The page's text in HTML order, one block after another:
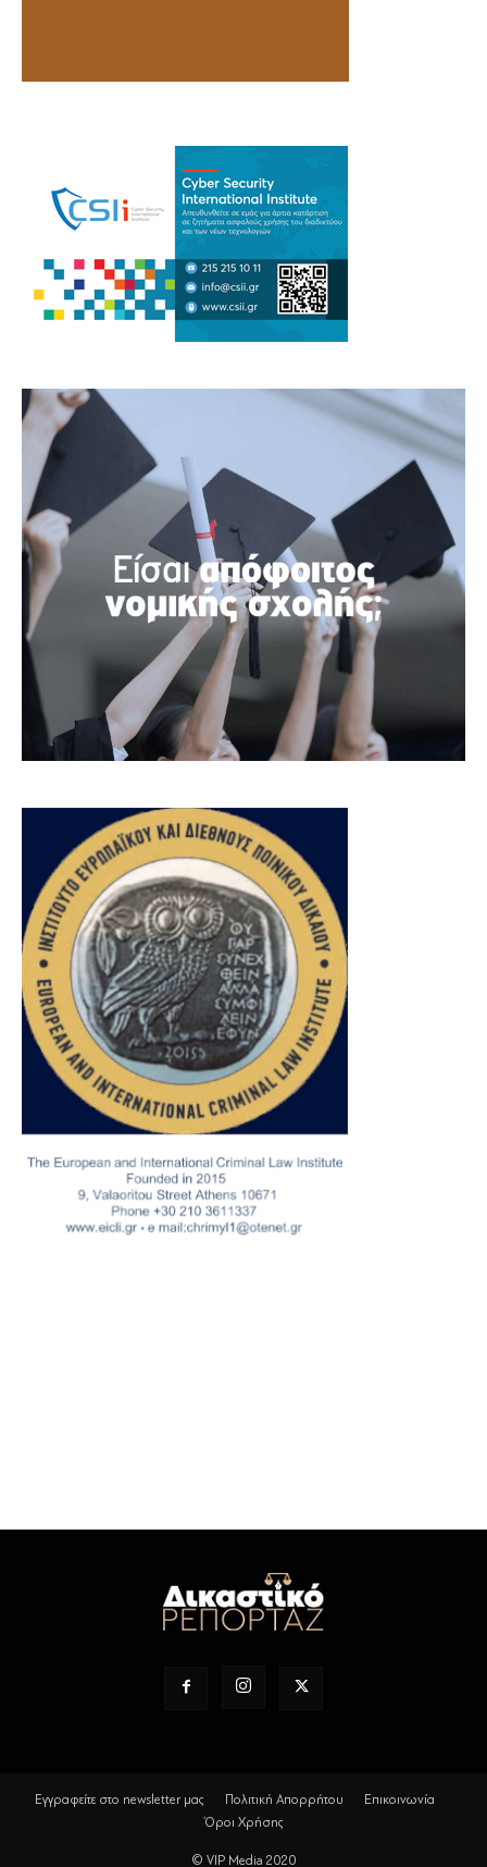
Εγγραφείτε στο newsletter μας Πολιτική Απορρήτου
Επικοινωνία
Όροι Χρήσης
© VIP Media 2020